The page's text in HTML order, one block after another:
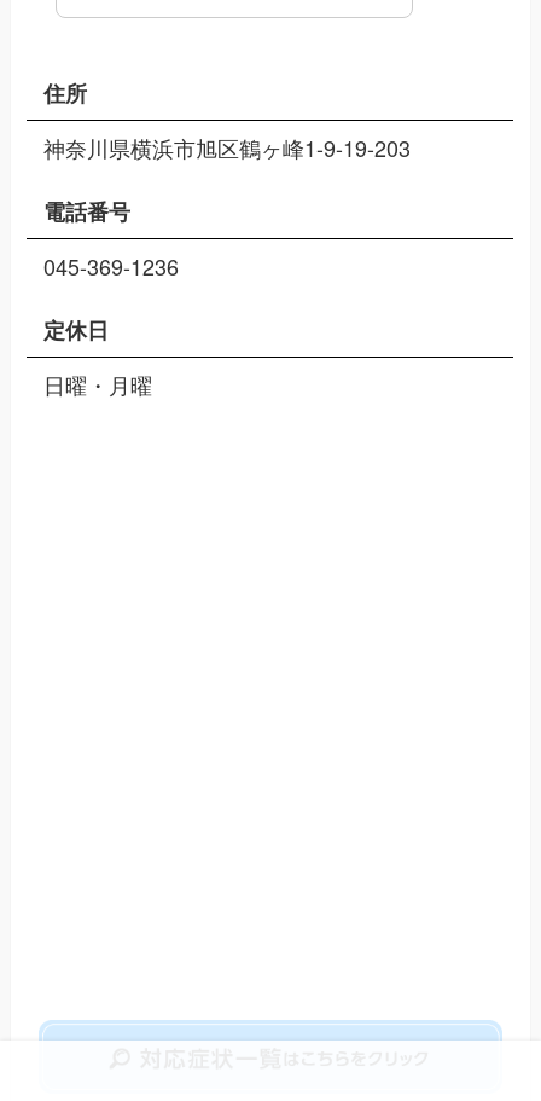
住所
神奈川県横浜市旭区鶴ヶ峰1-9-19-203
電話番号
045-369-1236
定休日
日曜・月曜